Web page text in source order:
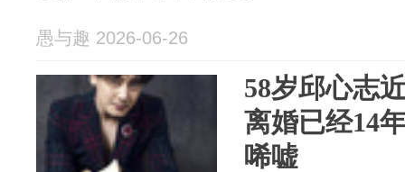
愚与趣 2026-06-26
58岁邱心志
离婚已经14
唏嘘